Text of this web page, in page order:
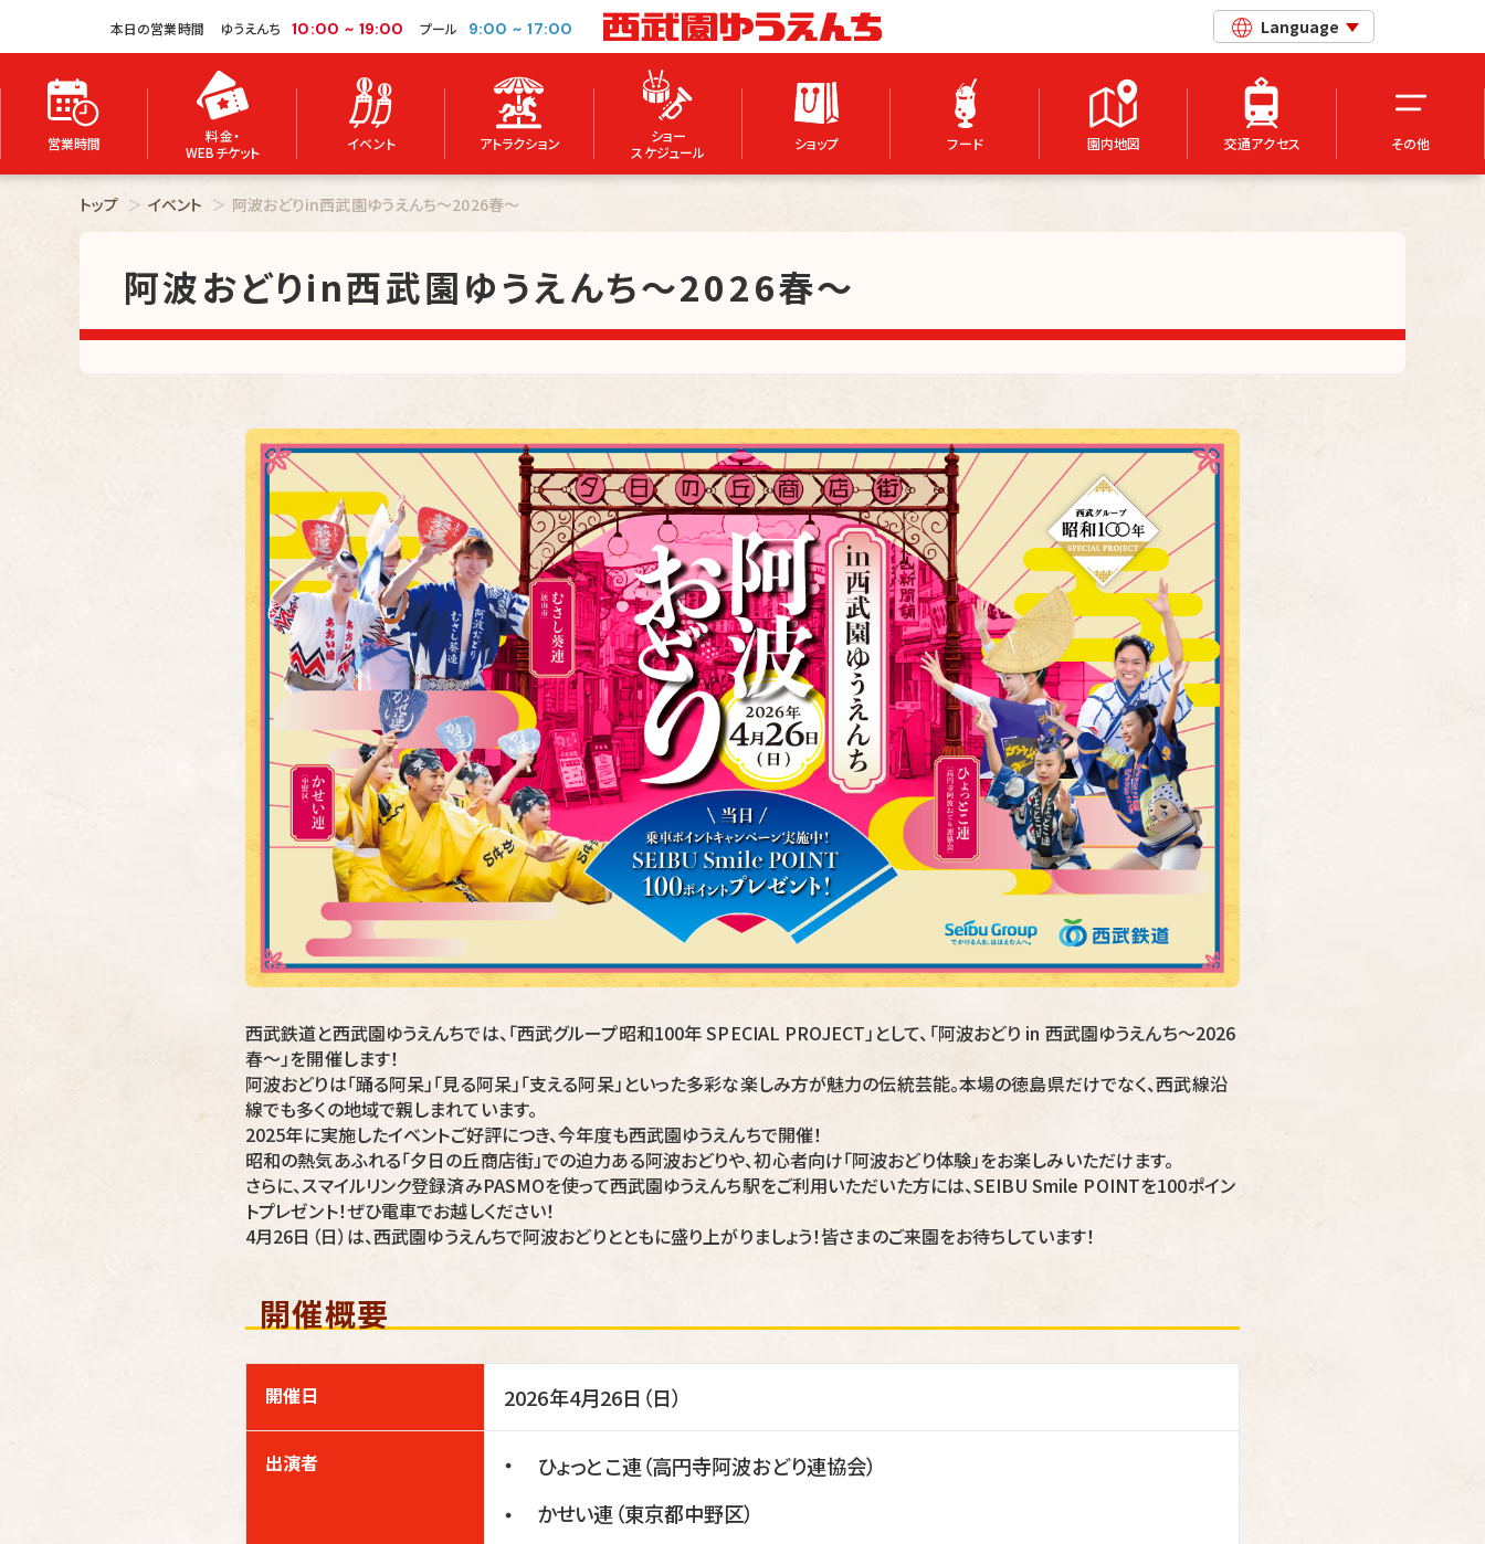
本日の営業時間 ゆうえんち 10:00 ~ 19:00 プール 9:00 ~ 17:00 Language
営業時間
料金・
WEBチケット
イベント アトラクション
ショー
スケジュール
ショップ フード 園内地図 交通アクセス その他
トップ イベント 阿波おどりin西武園ゆうえんち～2026春～
阿波おどりin西武園ゆうえんち～2026春～
西武鉄道と西武園ゆうえんちでは、「西武グループ昭和100年 SPECIAL PROJECT」として、「阿波おどり in 西武園ゆうえんち～2026
春～」を開催します！
阿波おどりは「踊る阿呆」「見る阿呆」「支える阿呆」といった多彩な楽しみ方が魅力の伝統芸能。本場の徳島県だけでなく、西武線沿
線でも多くの地域で親しまれています。
2025年に実施したイベントご好評につき、今年度も西武園ゆうえんちで開催！
昭和の熱気あふれる「夕日の丘商店街」での迫力ある阿波おどりや、初心者向け「阿波おどり体験」をお楽しみいただけます。
さらに、スマイルリンク登録済みPASMOを使って西武園ゆうえんち駅をご利用いただいた方には、SEIBU Smile POINTを100ポイン
トプレゼント！ぜひ電車でお越しください！
4月26日（日）は、西武園ゆうえんちで阿波おどりとともに盛り上がりましょう！皆さまのご来園をお待ちしています！
開催概要
開催日 2026年4月26日（日）
出演者 ・
ひょっとこ連（高円寺阿波おどり連協会）
・
かせい連（東京都中野区）